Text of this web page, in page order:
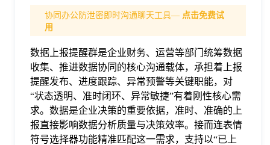
价
格
常
协同办公防泄密即时沟通聊天工具— 点击免费试
用
数据上报提醒群是企业财务、运营等部门统筹数据
收集、推进数据协同的核心沟通载体，承担着上报
提醒发布、进度跟踪、异常预警等关键职能，对
“状态透明、准时闭环、异常敏捷”有着刚性核心需
求。数据是企业决策的重要依据，准时、准确的上
报直接影响数据分析质量与决策效率。接而连表情
符号选择器功能精准匹配这一需求，支持以“已上